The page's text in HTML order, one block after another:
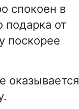
спокоен в
подарка от
поскорее
оказывается